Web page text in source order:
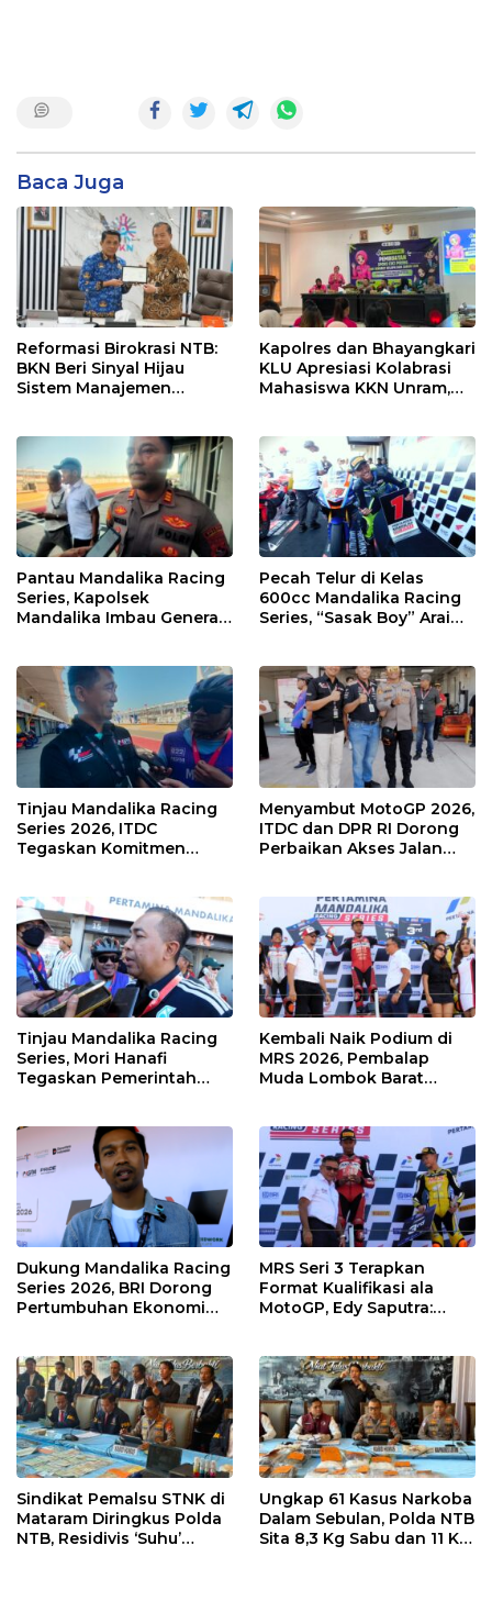
Baca Juga
Reformasi Birokrasi NTB:
BKN Beri Sinyal Hijau
Sistem Manajemen
Kapolres dan Bhayangkari
KLU Apresiasi Kolabrasi
Mahasiswa KKN Unram,
Pantau Mandalika Racing
Series, Kapolsek
Mandalika Imbau Generasi
Pecah Telur di Kelas
600cc Mandalika Racing
Series, “Sasak Boy” Arai
Tinjau Mandalika Racing
Series 2026, ITDC
Tegaskan Komitmen
Kawasan
Menyambut MotoGP 2026,
ITDC dan DPR RI Dorong
Perbaikan Akses Jalan
Tinjau Mandalika Racing
Series, Mori Hanafi
Tegaskan Pemerintah
Kembali Naik Podium di
MRS 2026, Pembalap
Muda Lombok Barat
Dukung Mandalika Racing
Series 2026, BRI Dorong
Pertumbuhan Ekonomi
MRS Seri 3 Terapkan
Format Kualifikasi ala
MotoGP, Edy Saputra:
Sindikat Pemalsu STNK di
Mataram Diringkus Polda
NTB, Residivis ‘Suhu’
Ungkap 61 Kasus Narkoba
Dalam Sebulan, Polda NTB
Sita 8,3 Kg Sabu dan 11 Kg